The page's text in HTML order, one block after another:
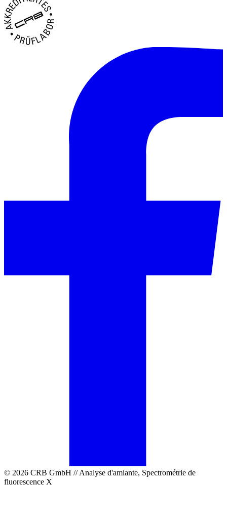
© 2026 CRB GmbH // Analyse d'amiante, Spectrométrie de
fluorescence X